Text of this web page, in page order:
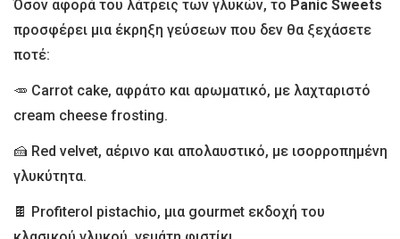
Όσον αφορά του λάτρεις των γλυκών, το Panic Sweets
προσφέρει μια έκρηξη γεύσεων που δεν θα ξεχάσετε
ποτέ:
🥕 Carrot cake, αφράτο και αρωματικό, με λαχταριστό
cream cheese frosting.
🍰 Red velvet, αέρινο και απολαυστικό, με ισορροπημένη
γλυκύτητα.
🍫 Profiterol pistachio, μια gourmet εκδοχή του